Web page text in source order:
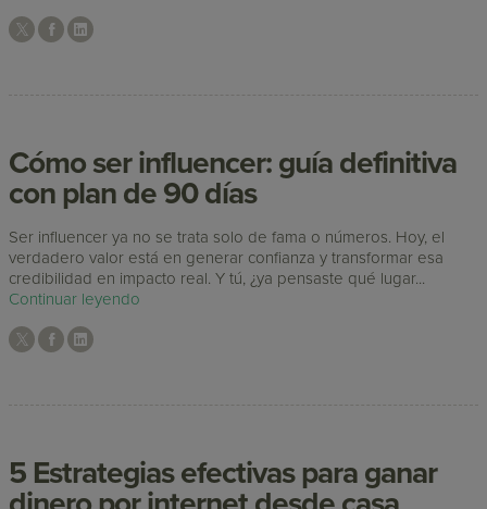
Cómo ser influencer: guía definitiva
con plan de 90 días
Ser influencer ya no se trata solo de fama o números. Hoy, el
verdadero valor está en generar confianza y transformar esa
credibilidad en impacto real. Y tú, ¿ya pensaste qué lugar...
Continuar leyendo
5 Estrategias efectivas para ganar